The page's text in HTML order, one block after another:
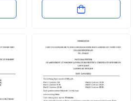
javoblari bilan)